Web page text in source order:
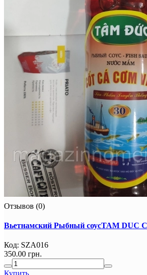
Отзывов (0)
Вьетнамский Рыбный соусTAM DUC
Код: SZA016
350.00 грн.